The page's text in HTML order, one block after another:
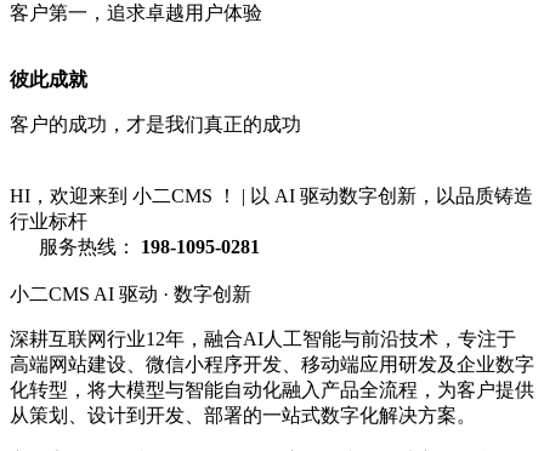
客户第一，追求卓越用户体验
彼此成就
客户的成功，才是我们真正的成功
HI，欢迎来到 小二CMS ！ | 以 AI 驱动数字创新，以品质铸造
行业标杆
服务热线：
198-1095-0281
小二CMS AI 驱动 · 数字创新
深耕互联网行业12年，融合AI人工智能与前沿技术，专注于
高端网站建设、微信小程序开发、移动端应用研发及企业数字
化转型，将大模型与智能自动化融入产品全流程，为客户提供
从策划、设计到开发、部署的一站式数字化解决方案。